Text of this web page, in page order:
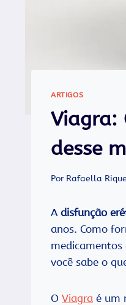
ARTIGOS
Viagra:
desse
Por Rafaella
A disfunção
anos. Como
você sabe o
O Viagra é um